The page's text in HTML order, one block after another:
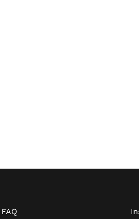
FAQ